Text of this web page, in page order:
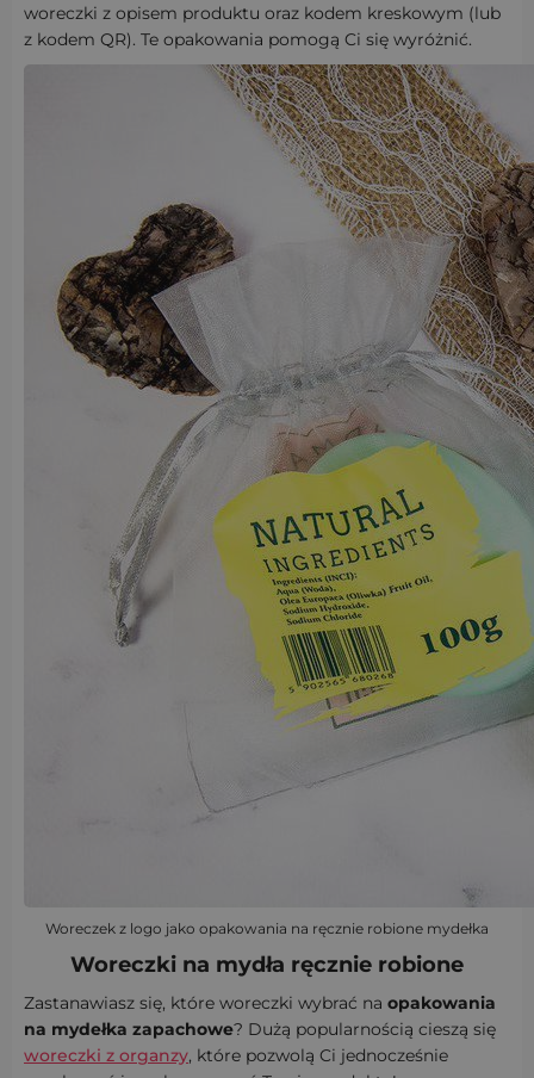
woreczki z opisem produktu oraz kodem kreskowym (lub
z kodem QR). Te opakowania pomogą Ci się wyróżnić.
Woreczek z logo jako opakowania na ręcznie robione mydełka
Woreczki na mydła ręcznie robione
Zastanawiasz się, które woreczki wybrać na opakowania
na mydełka zapachowe? Dużą popularnością cieszą się
woreczki z organzy, które pozwolą Ci jednocześnie